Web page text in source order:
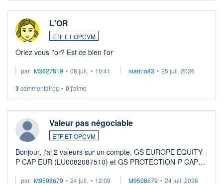
L'OR
ETF ET OPCVM
Oriez vous l'or? Est ce bien l'or
par M3627819 • 08 juil. • 10:41 marino83 • 25 juil. 2026
3 commentaires • 0j'aime
Valeur pas négociable
ETF ET OPCVM
Bonjour, j'ai 2 valeurs sur un compte, GS EUROPE EQUITY-
P CAP EUR (LU0082087510) et GS PROTECTION-P CAP
veux procéder à la vente, on me signale ...
par M9598679 • 24 juil. • 12:09 M9598679 • 24 juil. 2026